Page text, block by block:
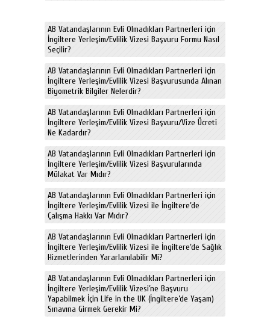
AB Vatandaşlarının Evli Olmadıkları Partnerleri için
İngiltere Yerleşim/Evlilik Vizesi Başvuru Formu Nasıl
Seçilir?
AB Vatandaşlarının Evli Olmadıkları Partnerleri için
İngiltere Yerleşim/Evlilik Vizesi Başvurusunda Alınan
Biyometrik Bilgiler Nelerdir?
AB Vatandaşlarının Evli Olmadıkları Partnerleri için
İngiltere Yerleşim/Evlilik Vizesi Başvuru/Vize Ücreti
Ne Kadardır?
AB Vatandaşlarının Evli Olmadıkları Partnerleri için
İngiltere Yerleşim/Evlilik Vizesi Başvurularında
Mülakat Var Mıdır?
AB Vatandaşlarının Evli Olmadıkları Partnerleri için
İngiltere Yerleşim/Evlilik Vizesi ile İngiltere’de
Çalışma Hakkı Var Mıdır?
AB Vatandaşlarının Evli Olmadıkları Partnerleri için
İngiltere Yerleşim/Evlilik Vizesi ile İngiltere’de Sağlık
Hizmetlerinden Yararlanılabilir Mi?
AB Vatandaşlarının Evli Olmadıkları Partnerleri için
İngiltere Yerleşim/Evlilik Vizesi’ne Başvuru
Yapabilmek İçin Life in the UK (İngiltere’de Yaşam)
Sınavına Girmek Gerekir Mi?